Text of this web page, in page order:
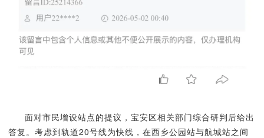
面对市民增设站点的提议，宝安区相关部门综合研判后给出
答复。考虑到轨道20号线为快线，在西乡公园站与航城站之间